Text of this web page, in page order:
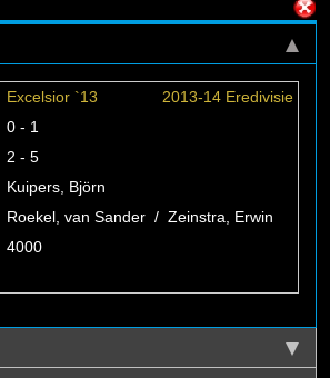
Excelsior `13
2013-14 Eredivisie
0 - 1
2 - 5
Kuipers, Björn
Roekel, van Sander / Zeinstra, Erwin
4000